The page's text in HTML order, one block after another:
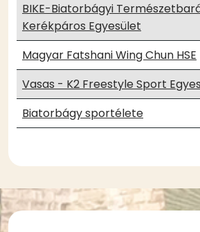
BIKE-Biatorbágyi
Kerékpáros Egyesület
Magyar Fatshani Wing Chun HSE
Vasas - K2 Freestyle Sport
Biatorbágy sportélete